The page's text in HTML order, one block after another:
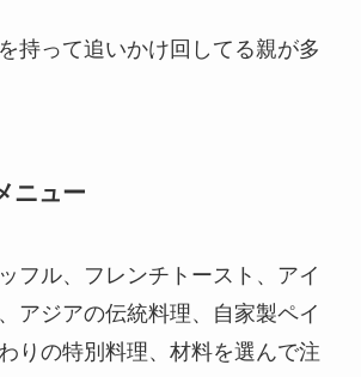
持って追いかけ回してる親が多
ニュー
フル、フレンチトースト、アイ
アジアの伝統料理、自家製ペイ
りの特別料理、材料を選んで注